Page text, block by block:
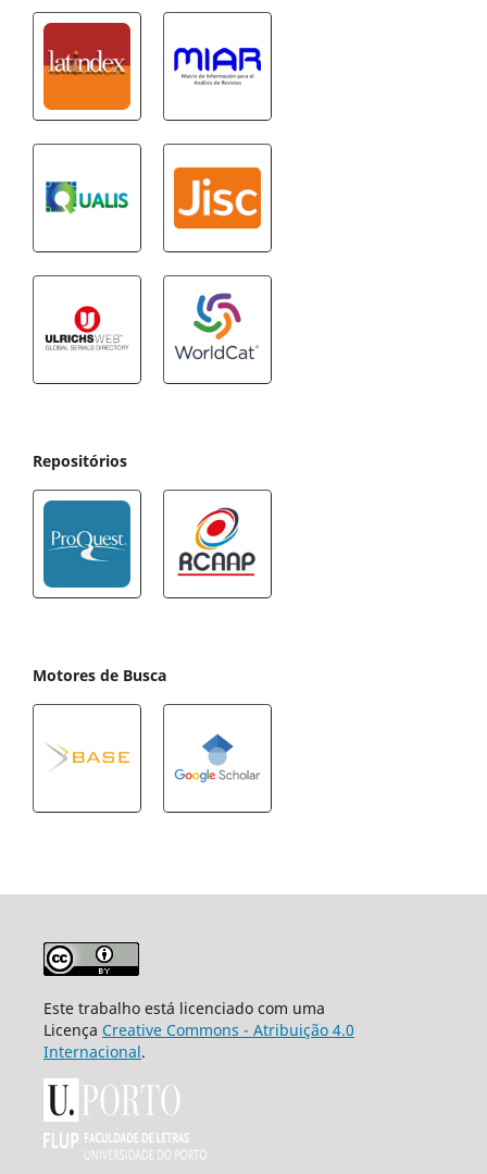
Repositórios
Motores de Busca
Este trabalho está licenciado com uma
Licença Creative Commons - Atribuição 4.0
Internacional.